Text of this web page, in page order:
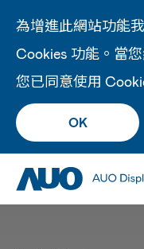
為增進此網站功能
Cookies 功能。當
您已同意使用
OK